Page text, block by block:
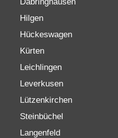
Hilgen
Hückeswagen
Kürten
Leichlingen
Leverkusen
Lützenkirchen
Steinbüchel
Langenfeld